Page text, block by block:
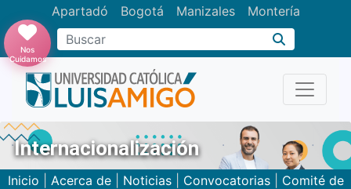
Apartadó Bogotá Manizales Montería
Buscar
Nos
Cuidamos
Internacionalización
Inicio Acerca de| Noticias| Convocatorias| Comité de